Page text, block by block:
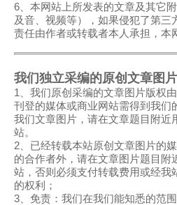
6、本网站上所发表的文章及其它
及音、视频等），如果侵犯了第三
责任由作者或转载者本人承担，本
我们独立采编的原创文章图
1、我们原创采编的文章图片版权
刊登的媒体或商业网站需得到我们
我们文章图片，请在文章题目附近
站。
2、已经转载本站原创文章图片的
的合作者外，请在文章图片题目附
站，否则必须支付转载费用或经我
的权利；
3、免责：我们在我们能知悉的范